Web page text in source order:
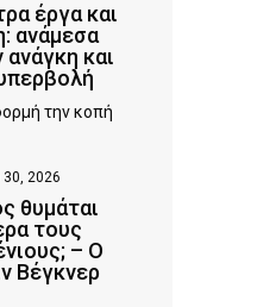
έργα και
ανάμεσα
ανάγκη και
την κοπή
30, 2026
θυμάται
τους
– Ο
Βέγκνερ